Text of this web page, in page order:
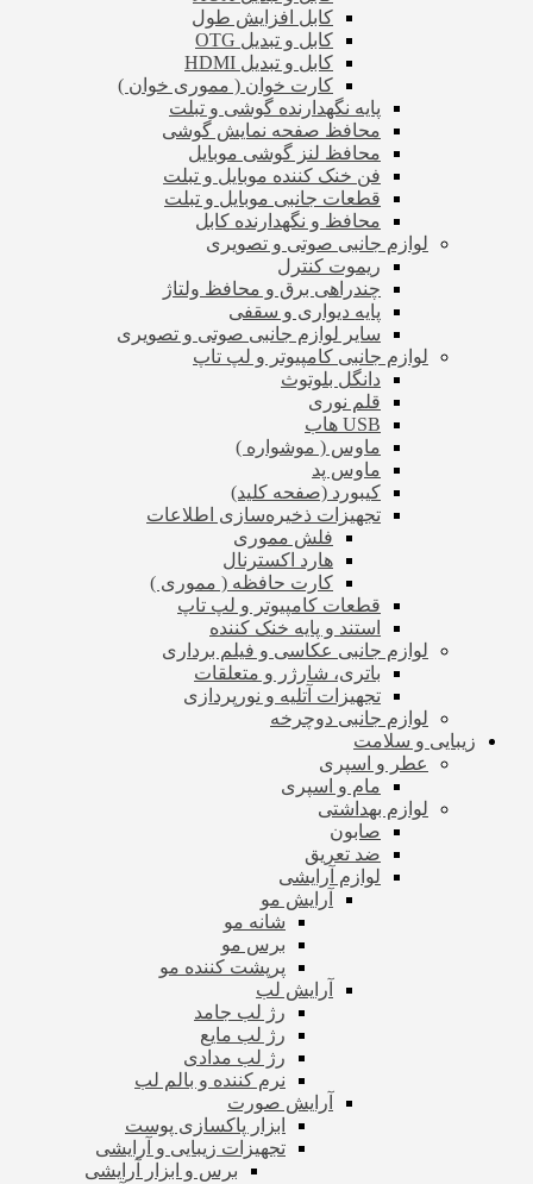
کابل افزایش طول
کابل و تبدیل OTG
کابل و تبدیل HDMI
کارت خوان ( مموری خوان )
پایه نگهدارنده گوشی و تبلت
محافظ صفحه نمایش گوشی
محافظ لنز گوشی موبایل
فن خنک کننده موبایل و تبلت
قطعات جانبی موبایل و تبلت
محافظ و نگهدارنده کابل
لوازم جانبی صوتی و تصویری
ریموت کنترل
چندراهی برق و محافظ ولتاژ
پایه دیواری و سقفی
سایر لوازم جانبی صوتی و تصویری
لوازم جانبی کامپیوتر و لپ تاپ
دانگل بلوتوث
قلم نوری
USB هاب
ماوس ( موشواره )
ماوس پد
کیبورد (صفحه کلید)
تجهیزات ذخیره‌سازی اطلاعات
فلش مموری
هارد اکسترنال
کارت حافظه ( مموری )
قطعات کامپیوتر و لپ تاپ
استند و پایه خنک کننده
لوازم جانبی عکاسی و فیلم برداری
باتری، شارژر و متعلقات
تجهیزات آتلیه و نورپردازی
لوازم جانبی دوچرخه
زیبایی و سلامت
عطر و اسپری
مام و اسپری
لوازم بهداشتی
صابون
ضد تعریق
لوازم آرایشی
آرایش مو
شانه مو
برس مو
پرپشت کننده مو
آرایش لب
رژ لب جامد
رژ لب مایع
رژ لب مدادی
نرم کننده و بالم لب
آرایش صورت
ابزار پاکسازی پوست
تجهیزات زیبایی و آرایشی
برس و ابزار آرایشی